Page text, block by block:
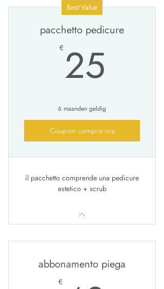
Best Value
pacchetto pedicure
€25
6 maanden geldig
Coupon compra ora
il pacchetto comprende una pedicure
estetico + scrub
abbonamento piega
€